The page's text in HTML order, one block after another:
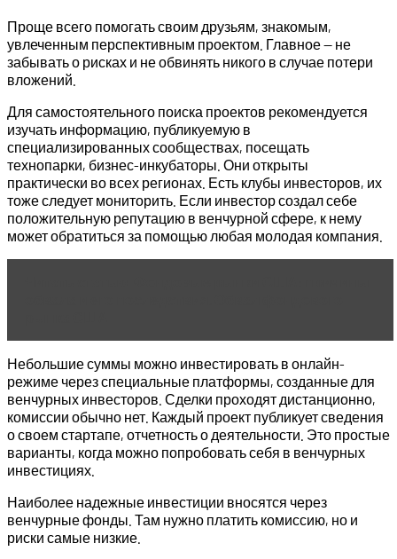
Проще всего помогать своим друзьям, знакомым,
увлеченным перспективным проектом. Главное — не
забывать о рисках и не обвинять никого в случае потери
вложений.
Для самостоятельного поиска проектов рекомендуется
изучать информацию, публикуемую в
специализированных сообществах, посещать
технопарки, бизнес-инкубаторы. Они открыты
практически во всех регионах. Есть клубы инвесторов, их
тоже следует мониторить. Если инвестор создал себе
положительную репутацию в венчурной сфере, к нему
может обратиться за помощью любая молодая компания.
Небольшие суммы можно инвестировать в онлайн-
режиме через специальные платформы, созданные для
венчурных инвесторов. Сделки проходят дистанционно,
комиссии обычно нет. Каждый проект публикует сведения
о своем стартапе, отчетность о деятельности. Это простые
варианты, когда можно попробовать себя в венчурных
инвестициях.
Наиболее надежные инвестиции вносятся через
венчурные фонды. Там нужно платить комиссию, но и
риски самые низкие.